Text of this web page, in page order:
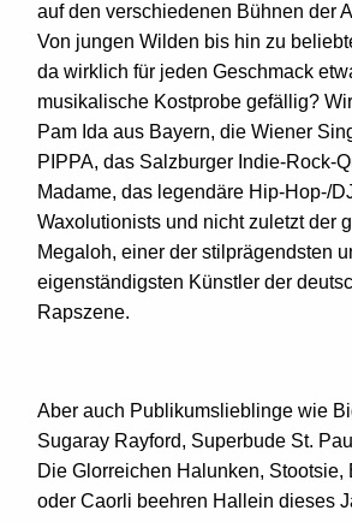
auf den verschiedenen Bühnen der
Von jungen Wilden bis hin zu
da wirklich für jeden Geschmack
musikalische Kostprobe gefällig?
Pam Ida aus Bayern, die Wiener
PIPPA, das Salzburger Indie-Rock-
Madame, das legendäre Hip-Hop-/
Waxolutionists und nicht zuletzt der
Megaloh, einer der stilprägendsten
eigenständigsten Künstler der
Rapszene.
Aber auch Publikumslieblinge wie
Sugaray Rayford, Superbude St.
Die Glorreichen Halunken, Stootsie,
oder Caorli beehren Hallein dieses